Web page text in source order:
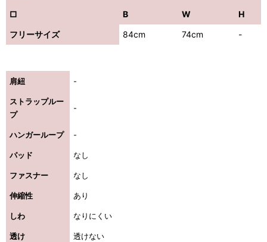
□ B W
H
フリーサイズ
84cm 74cm -
肩紐 -
ストラップルー
プ
-
ハンガーループ -
パッド なし
ファスナー なし
伸縮性 あり
しわ なりにくい
透け 透けない